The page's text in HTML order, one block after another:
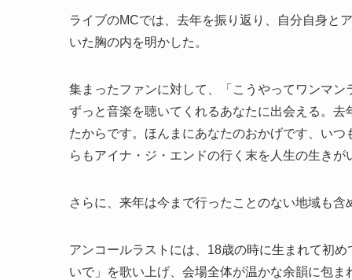
ライブのMCでは、去年を振り返り、自分自身と
いた胸の内を明かした。
集まったファンに対して、「こうやってワンマ
ずっと音楽を聴いてくれるあなたに出会える。
たからです。ほんまにあなたのおかげです、い
らもアイナ・ジ・エンドの行く末を人生の生き
さらに、来年は今まで行ったことのない地域も
アンコールラストには、18歳の時に生まれて初
いで」を歌い上げ、会場全体が温かな余韻に包